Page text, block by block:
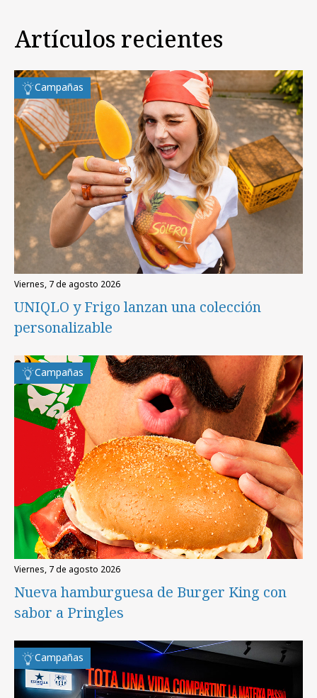
Artículos recientes
Campañas
viernes, 7 de agosto 2026
UNIQLO y Frigo lanzan una colección
personalizable
Campañas
viernes, 7 de agosto 2026
Nueva hamburguesa de Burger King con
sabor a Pringles
Campañas